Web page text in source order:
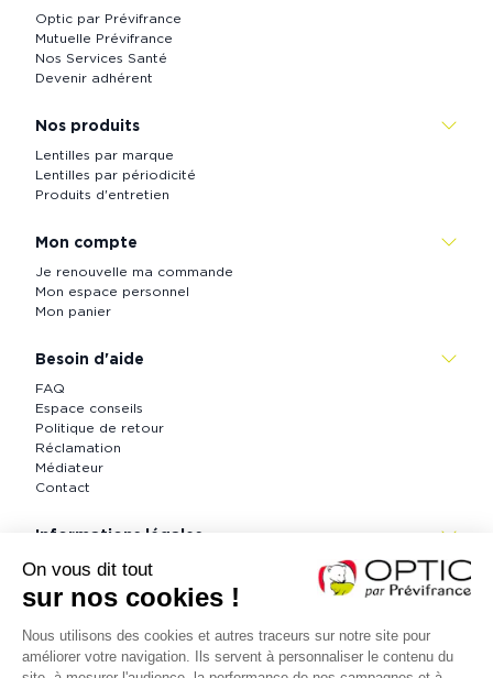
Optic par Prévifrance
Mutuelle Prévifrance
Nos Services Santé
Devenir adhérent
Nos produits
Lentilles par marque
Lentilles par périodicité
Produits d'entretien
Mon compte
Je renouvelle ma commande
Mon espace personnel
Mon panier
Besoin d'aide
FAQ
Espace conseils
Politique de retour
Réclamation
Médiateur
Contact
Informations légales
CGV
Politique de confidentialité